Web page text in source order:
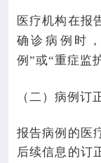
医疗机构在报
确诊病例时
例”或“重症监
（二）病例订
报告病例的医
后续信息的订